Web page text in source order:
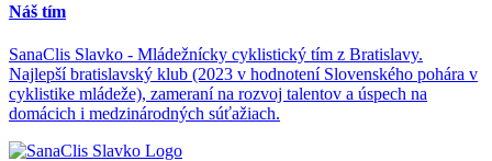
Náš tím
SanaClis Slavko - Mládežnícky cyklistický tím z Bratislavy.
Najlepší bratislavský klub (2023 v hodnotení Slovenského pohára v
cyklistike mládeže), zameraní na rozvoj talentov a úspech na
domácich i medzinárodných súťažiach.